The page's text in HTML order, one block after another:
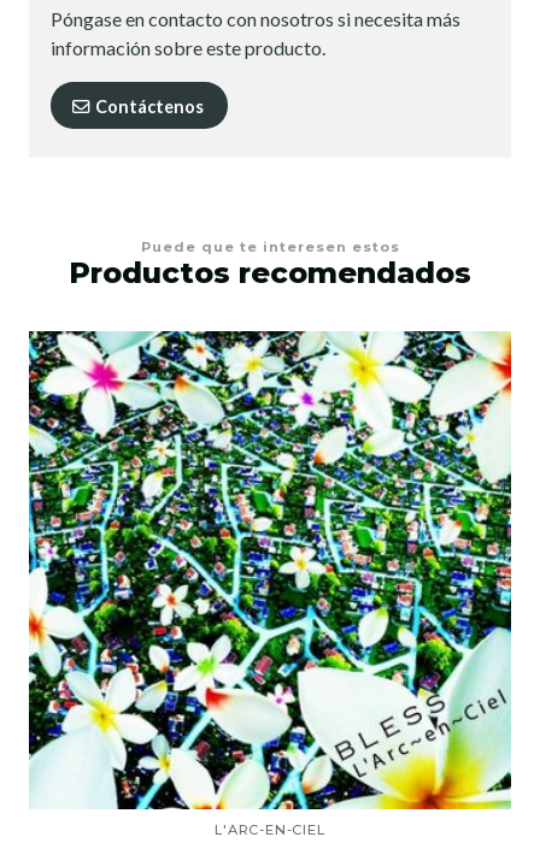
Póngase en contacto con nosotros si necesita más
información sobre este producto.
Contáctenos
Puede que te interesen estos
Productos recomendados
L'ARC-EN-CIEL